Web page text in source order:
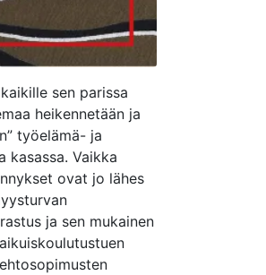
sen parissa
heikennetään ja
työelämä- ja
kasassa. Vaikka
ovat jo lähes
ja sen mukainen